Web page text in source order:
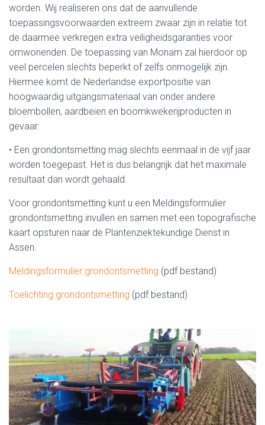
worden. Wij realiseren ons dat de aanvullende
toepassingsvoorwaarden extreem zwaar zijn in relatie tot
de daarmee verkregen extra veiligheidsgaranties voor
omwonenden. De toepassing van Monam zal hierdoor op
veel percelen slechts beperkt of zelfs onmogelijk zijn.
Hiermee komt de Nederlandse exportpositie van
hoogwaardig uitgangsmateriaal van onder andere
bloembollen, aardbeien en boomkwekerijproducten in
gevaar.
• Een grondontsmetting mag slechts eenmaal in de vijf jaar
worden toegepast. Het is dus belangrijk dat het maximale
resultaat dan wordt gehaald.
Voor grondontsmetting kunt u een Meldingsformulier
grondontsmetting invullen en samen met een topografische
kaart opsturen naar de Plantenziektekundige Dienst in
Assen.
Meldingsformulier grondontsmetting (pdf bestand)
Toelichting grondontsmetting (pdf bestand)